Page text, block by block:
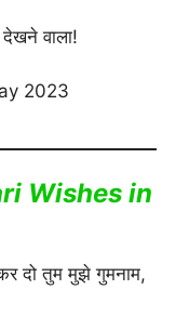
वाला!
2023
Wishes in
दो तुम मुझे गुमनाम,